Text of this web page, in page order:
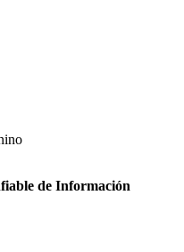
de Información